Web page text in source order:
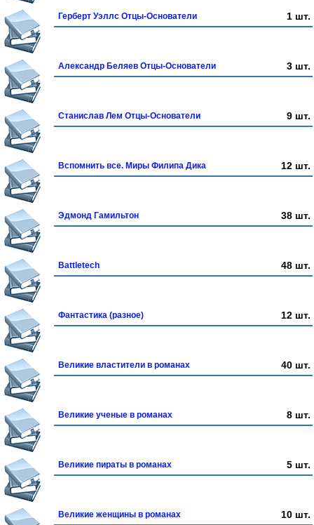
Герберт Уэллс Отцы-Основатели 1 шт.
Александр Беляев Отцы-Основатели 3 шт.
Станислав Лем Отцы-Основатели 9 шт.
Вспомнить все. Миры Филипа Дика 12 шт.
Эдмонд Гамильтон 38 шт.
Battletech 48 шт.
Фантастика (разное) 12 шт.
Великие властители в романах 40 шт.
Великие ученые в романах 8 шт.
Великие пираты в романах 5 шт.
Великие женщины в романах 10 шт.